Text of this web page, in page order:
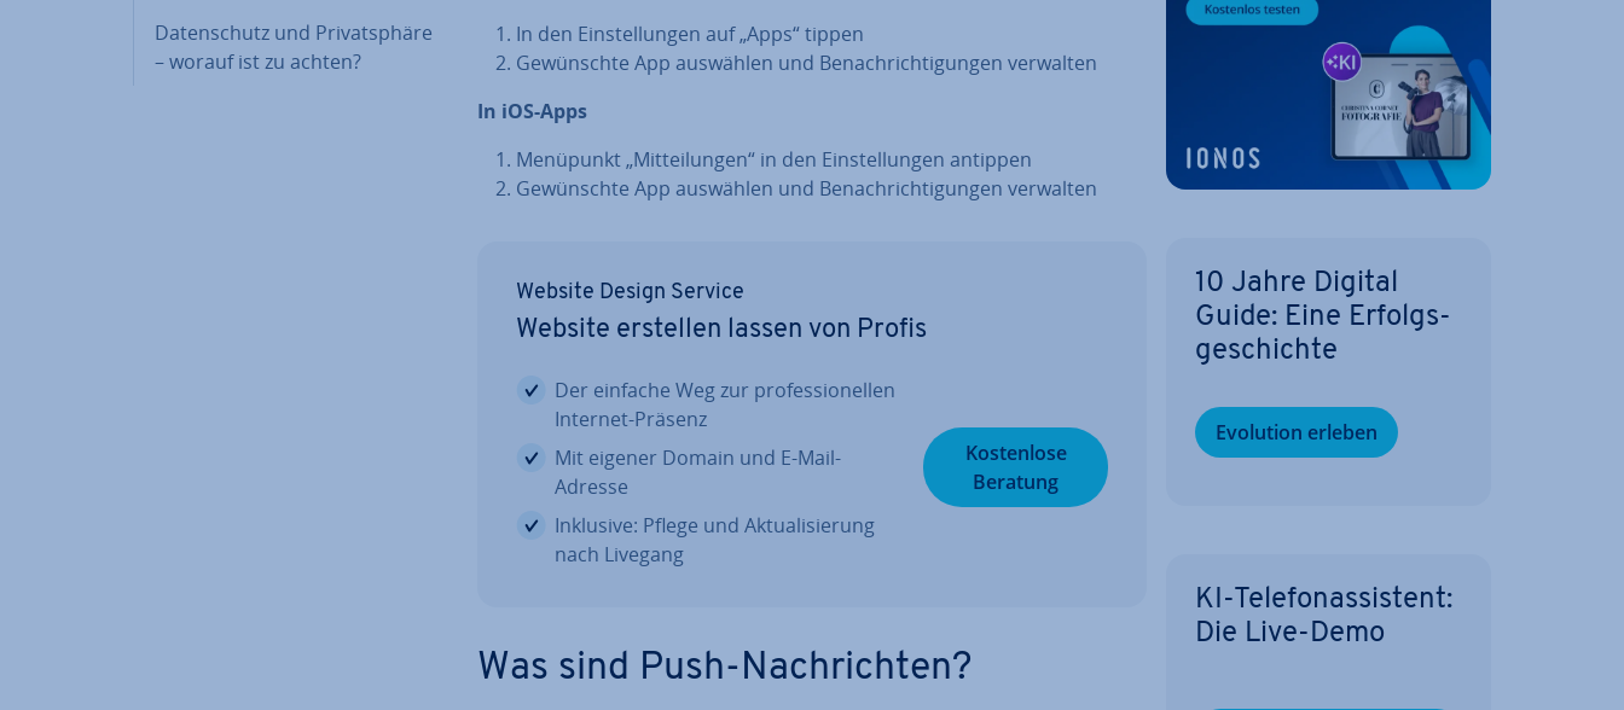
Da­ten­schutz und Pri­vat­sphä­re
– worauf ist zu achten?
In den Ein­stel­lun­gen auf „Apps“ tippen
Ge­wünsch­te App auswählen und Be­nach­rich­ti­gun­gen verwalten
In iOS-Apps
Menüpunkt „Mit­tei­lun­gen“ in den Ein­stel­lun­gen antippen
Ge­wünsch­te App auswählen und Be­nach­rich­ti­gun­gen verwalten
Website Design Service
Website erstellen lassen von Profis
Der einfache Weg zur pro­fes­sio­nel­len
Internet-Präsenz
Mit eigener Domain und E-Mail-
Adresse
Inklusive: Pflege und Ak­tua­li­sie­rung
nach Livegang
Kos­ten­lo­se
Beratung
Was sind Push-Nach­rich­ten?
10 Jahre Digital
Guide: Eine Er­folgs­
ge­schich­te
Evolution erleben
KI-Te­le­fon­as­sis­tent:
Die Live-Demo